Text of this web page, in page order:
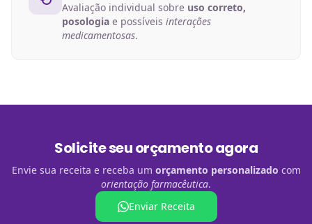
Avaliação individual sobre uso correto,
posologia e possíveis interações
medicamentosas.
Solicite seu orçamento agora
Envie sua receita e receba um orçamento personalizado com
orientação farmacêutica.
Enviar Receita